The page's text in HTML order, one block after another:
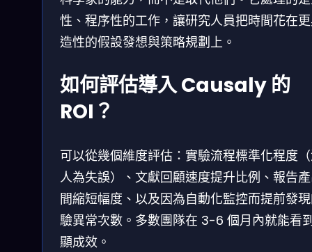
性、程序性的工作，讓研究人員把時間花在
造性的假設發想與策略規劃上。
如何評估導入 Causaly 的
ROI？
可以從幾個維度評估：實驗流程標準化程度
人為失誤）、文獻回顧速度提升比例、報告
間縮短幅度、以及因為自動化監控而提前發
驗異常次數。多數團隊在 3-6 個月內就能看
顯成效。